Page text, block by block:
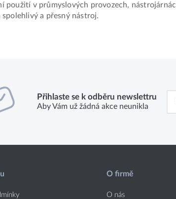
použití v průmyslových provozech,
a přesný nástroj.
Přihlaste se k odběru newslettru
Aby Vám už žádná akce neunikla
O firmě
O nás